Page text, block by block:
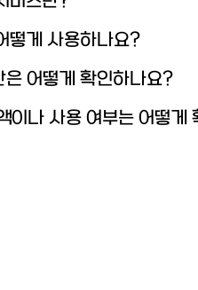
떻게 사용하나요?
은 어떻게 확인하나요?
이나 사용 여부는 어떻게